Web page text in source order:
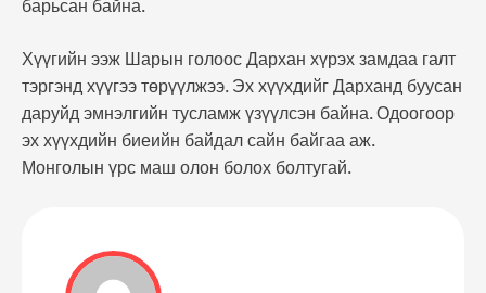
барьсан байна.
Хүүгийн ээж Шарын голоос Дархан хүрэх замдаа галт
тэргэнд хүүгээ төрүүлжээ. Эх хүүхдийг Дарханд буусан
даруйд эмнэлгийн тусламж үзүүлсэн байна. Одоогоор
эх хүүхдийн биеийн байдал сайн байгаа аж.
Монголын үрс маш олон болох болтугай.